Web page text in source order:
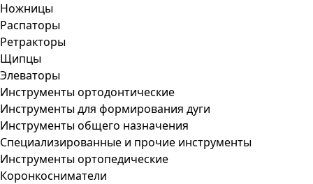
Ножницы
Распаторы
Ретракторы
Щипцы
Элеваторы
Инструменты ортодонтические
Инструменты для формирования дуги
Инструменты общего назначения
Специализированные и прочие инструменты
Инструменты ортопедические
Коронкосниматели